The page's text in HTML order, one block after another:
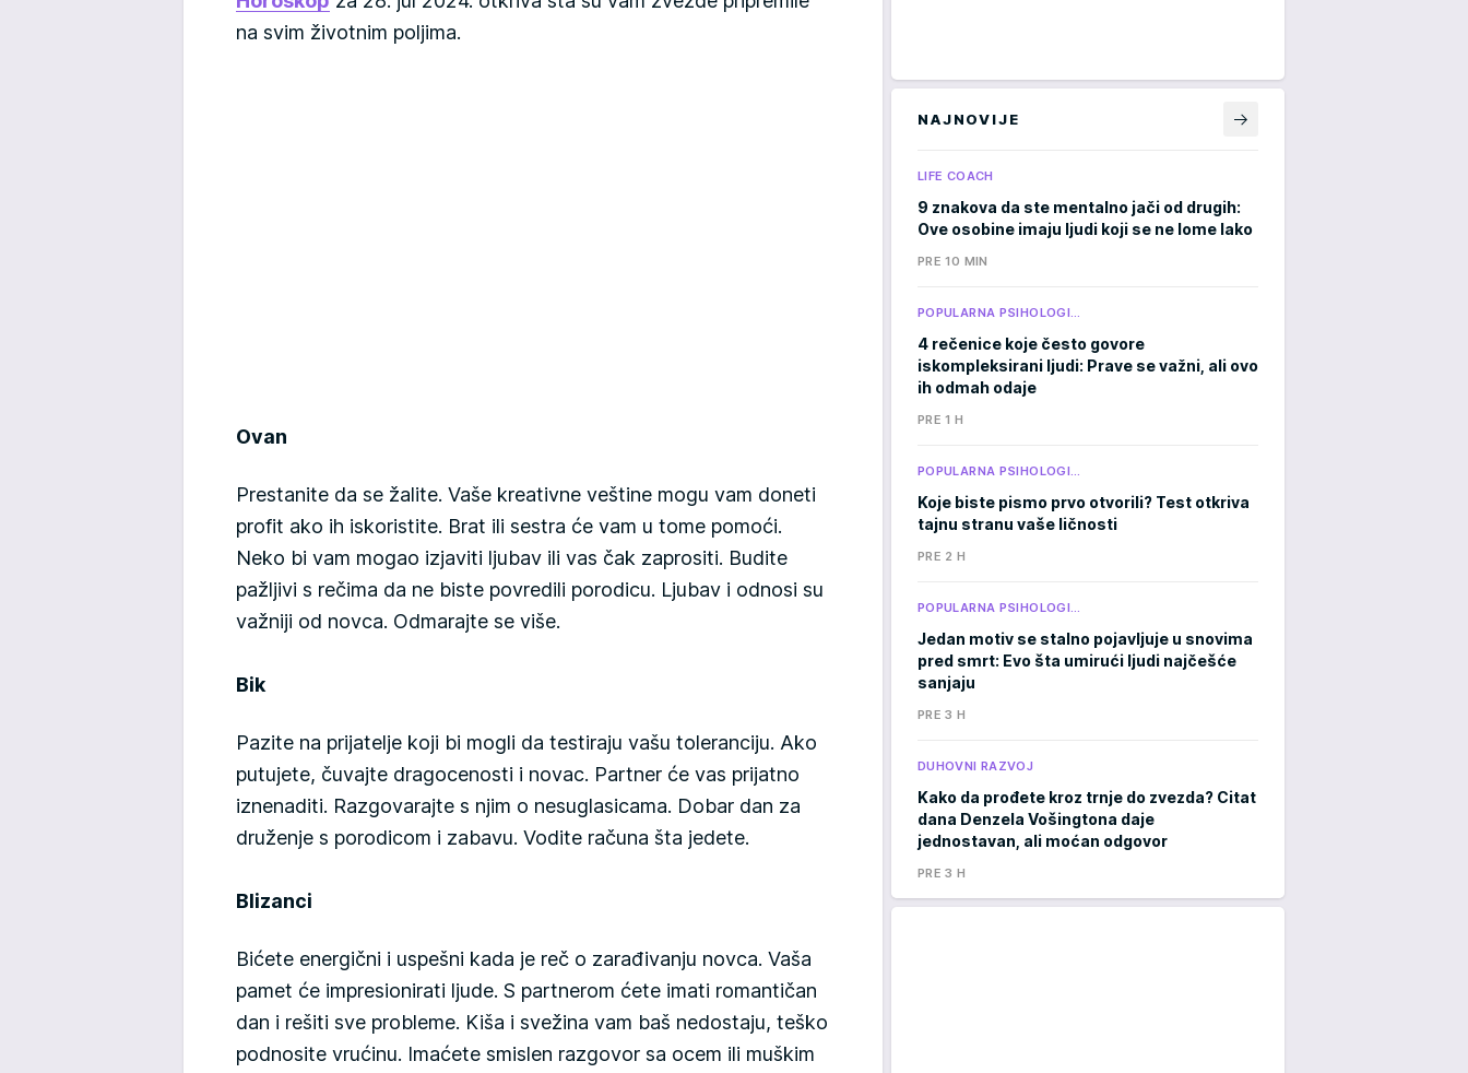
na svim životnim poljima.
Ovan
Prestanite da se žalite. Vaše kreativne veštine mogu vam doneti
profit ako ih iskoristite. Brat ili sestra će vam u tome pomoći.
Neko bi vam mogao izjaviti ljubav ili vas čak zaprositi. Budite
pažljivi s rečima da ne biste povredili porodicu. Ljubav i odnosi su
važniji od novca. Odmarajte se više.
Bik
Pazite na prijatelje koji bi mogli da testiraju vašu toleranciju. Ako
putujete, čuvajte dragocenosti i novac. Partner će vas prijatno
iznenaditi. Razgovarajte s njim o nesuglasicama. Dobar dan za
druženje s porodicom i zabavu. Vodite računa šta jedete.
Blizanci
Bićete energični i uspešni kada je reč o zarađivanju novca. Vaša
pamet će impresionirati ljude. S partnerom ćete imati romantičan
dan i rešiti sve probleme. Kiša i svežina vam baš nedostaju, teško
podnosite vrućinu. Imaćete smislen razgovor sa ocem ili muškim
NAJNOVIJE
LIFE COACH
9 znakova da ste mentalno jači od drugih:
Ove osobine imaju ljudi koji se ne lome lako
PRE 10 MIN
POPULARNA PSIHOLOGI…
4 rečenice koje često govore
iskompleksirani ljudi: Prave se važni, ali ovo
ih odmah odaje
PRE 1 H
POPULARNA PSIHOLOGI…
Koje biste pismo prvo otvorili? Test otkriva
tajnu stranu vaše ličnosti
PRE 2 H
POPULARNA PSIHOLOGI…
Jedan motiv se stalno pojavljuje u snovima
pred smrt: Evo šta umirući ljudi najčešće
sanjaju
PRE 3 H
DUHOVNI RAZVOJ
Kako da prođete kroz trnje do zvezda? Citat
dana Denzela Vošingtona daje
jednostavan, ali moćan odgovor
PRE 3 H